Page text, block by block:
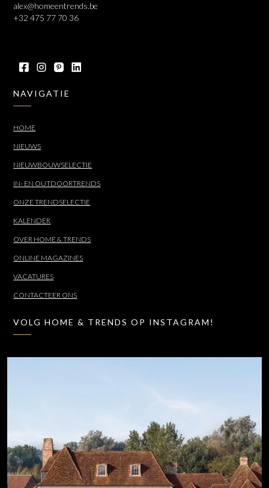
alex@homeentrends.be
+32 475 77 70 36
NAVIGATIE
HOME
NIEUWS
NIEUWBOUWSELECTIE
IN- EN OUTDOORTRENDS
ONZE TRENDSELECTIE
KALENDER
OVER HOME & TRENDS
ONLINE MAGAZINES
VACATURES
CONTACTEER ONS
VOLG HOME & TRENDS OP INSTAGRAM!